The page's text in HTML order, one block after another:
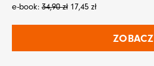
e-book: 34,90zł 17,45 zł
ZOBACZ